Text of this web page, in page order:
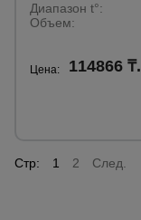
Диапазон t°:
Объем:
Цена: 114866 ₸.
Стр: 1 2 След.